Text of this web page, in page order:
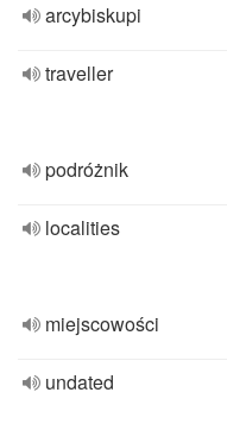
arcybiskupi
traveller
podróżnik
localities
miejscowości
undated